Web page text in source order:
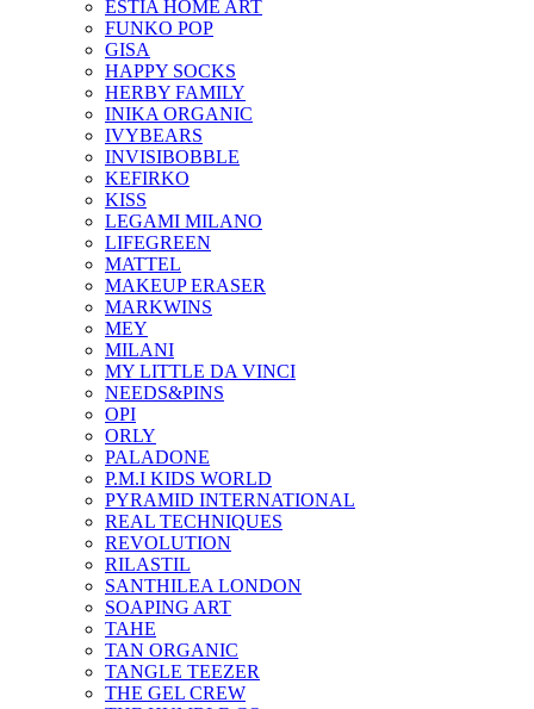
ESTIA HOME ART
FUNKO POP
GISA
HAPPY SOCKS
HERBY FAMILY
INIKA ORGANIC
IVYBEARS
INVISIBOBBLE
KEFIRKO
KISS
LEGAMI MILANO
LIFEGREEN
MATTEL
MAKEUP ERASER
MARKWINS
MEY
MILANI
MY LITTLE DA VINCI
NEEDS&PINS
OPI
ORLY
PALADONE
P.M.I KIDS WORLD
PYRAMID INTERNATIONAL
REAL TECHNIQUES
REVOLUTION
RILASTIL
SANTHILEA LONDON
SOAPING ART
TAHE
TAN ORGANIC
TANGLE TEEZER
THE GEL CREW